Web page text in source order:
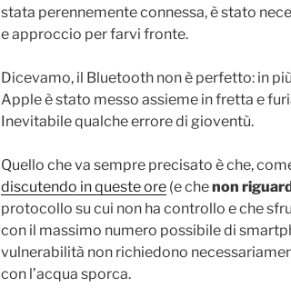
stata perennemente connessa, è stato
e approccio per farvi fronte.
Dicevamo, il Bluetooth non è perfetto: in
Apple è stato messo assieme in fretta e
Inevitabile qualche errore di gioventù.
Quello che va sempre precisato è che,
discutendo in queste ore (e chenon
protocollo su cui non ha controllo e che
con il massimo numero possibile di
vulnerabilità non richiedono
con l’acqua sporca.